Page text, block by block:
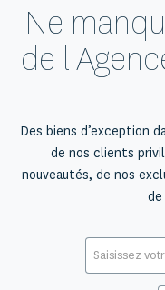
Ne
de
Des biens d’exception
de nos clients
nouveautés, de nos